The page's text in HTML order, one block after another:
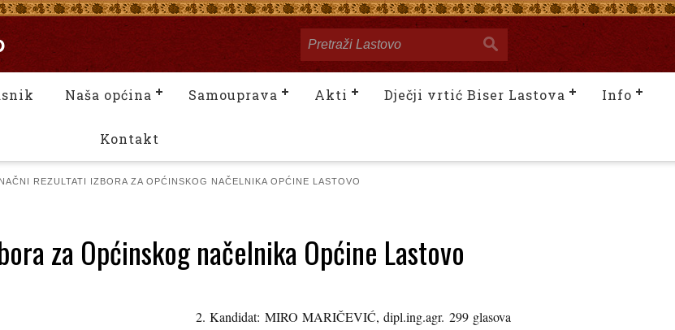
Naša općina Samouprava Akti Dječji vrtić Biser Lastova Info
Kontakt
REZULTATI IZBORA ZA OPĆINSKOG NAČELNIKA OPĆINE LASTOVO
za Općinskog načelnika Općine Lastovo
2. Kandidat: MIRO MARIČEVIĆ, dipl.ing.agr. 299 glasova